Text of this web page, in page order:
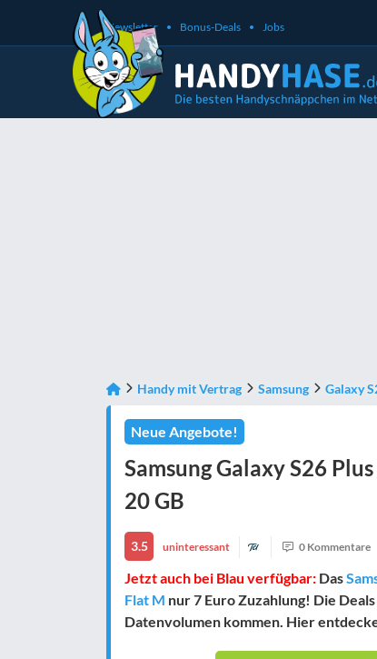
Newsletter Bonus-Deals Jobs
Handy mit Vertrag Samsung Galaxy
Neue Angebote!
Samsung Galaxy S26
20 GB
3.5 uninteressant 0 Kommentare
Jetzt auch bei Blau verfügbar: Das
Flat M nur 7 Euro Zuzahlung! Die
Datenvolumen kommen. Hier